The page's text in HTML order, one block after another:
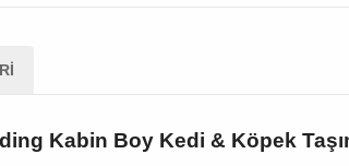
Kabin Boy Kedi & Köpek